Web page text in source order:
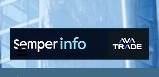
www.semperinfo.com